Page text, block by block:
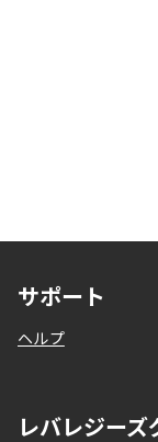
サポート
ヘルプ
レバレジー